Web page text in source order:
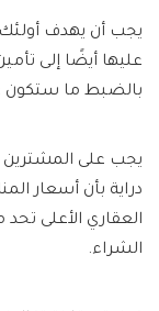
يجب أن يهدف أولئك
عليها أيضًا إلى
بالضبط ما ستكون
يجب على المشترين
دراية بأن أسعار
العقاري الأعلى
الشراء.